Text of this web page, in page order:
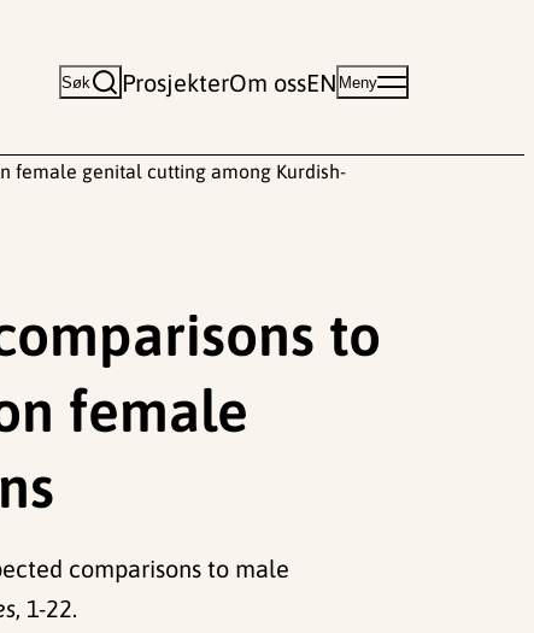
Søk ProsjekterOm ossEN Meny
female genital cutting among Kurdish-
to
female
comparisons to male
, 1-22.